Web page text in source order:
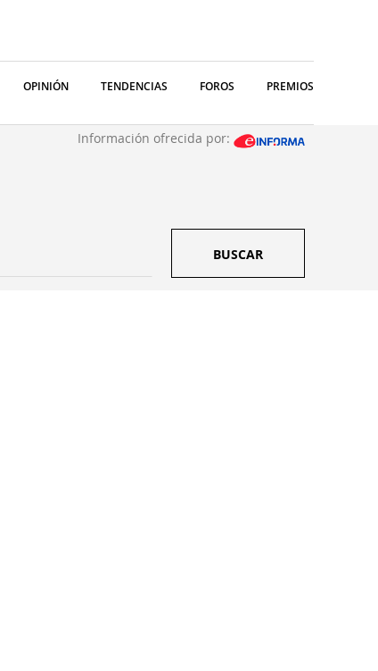
OPINIÓN TENDENCIAS FOROS PREMIOS
Información ofrecida por:
BUSCAR